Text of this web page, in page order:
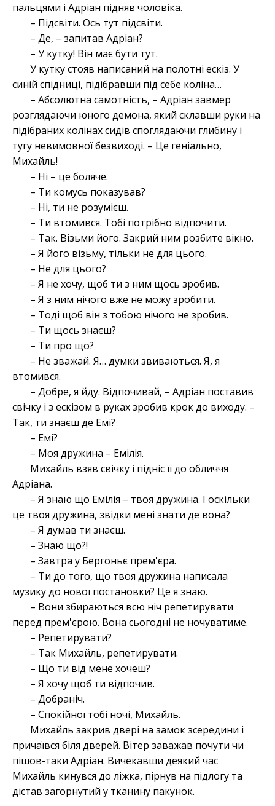
пальцями і Адріан підняв чоловіка.
– Підсвіти. Ось тут підсвіти.
– Де, – запитав Адріан?
– У кутку! Він має бути тут.
У кутку стояв написаний на полотні ескіз. У
синій спідниці, підібравши під себе коліна…
– Абсолютна самотність, – Адріан завмер
розглядаючи юного демона, який склавши руки на
підібраних колінах сидів споглядаючи глибину і
тугу невимовної безвиході. – Це геніально,
Михайль!
– Ні – це боляче.
– Ти комусь показував?
– Ні, ти не розумієш.
– Ти втомився. Тобі потрібно відпочити.
– Так. Візьми його. Закрий ним розбите вікно.
– Я його візьму, тільки не для цього.
– Не для цього?
– Я не хочу, щоб ти з ним щось зробив.
– Я з ним нічого вже не можу зробити.
– Тоді щоб він з тобою нічого не зробив.
– Ти щось знаєш?
– Ти про що?
– Не зважай. Я… думки звиваються. Я, я
втомився.
– Добре, я йду. Відпочивай, – Адріан поставив
свічку і з ескізом в руках зробив крок до виходу. –
Так, ти знаєш де Емі?
– Емі?
– Моя дружина – Емілія.
Михайль взяв свічку і підніс її до обличчя
Адріана.
– Я знаю що Емілія – твоя дружина. І оскільки
це твоя дружина, звідки мені знати де вона?
– Я думав ти знаєш.
– Знаю що?!
– Завтра у Бергоньє прем'єра.
– Ти до того, що твоя дружина написала
музику до нової постановки? Це я знаю.
– Вони збираються всю ніч репетирувати
перед прем'єрою. Вона сьогодні не ночуватиме.
– Репетирувати?
– Так Михайль, репетирувати.
– Що ти від мене хочеш?
– Я хочу щоб ти відпочив.
– Добраніч.
– Спокійної тобі ночі, Михайль.
Михайль закрив двері на замок зсередини і
причаївся біля дверей. Вітер заважав почути чи
пішов-таки Адріан. Вичекавши деякий час
Михайль кинувся до ліжка, пірнув на підлогу та
дістав загорнутий у тканину пакунок.